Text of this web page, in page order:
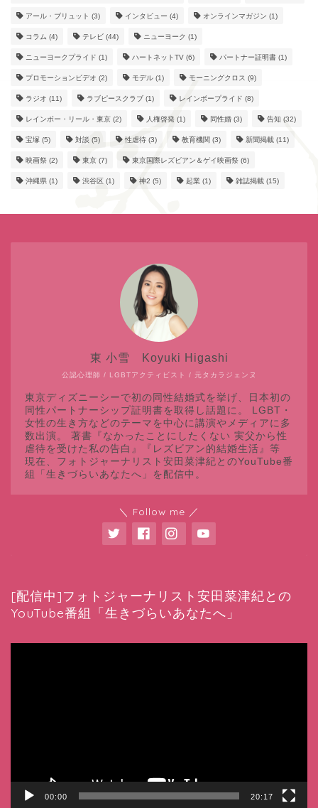
アール・ブリュット (3) インタビュー (4) オンラインマガジン (1)
コラム (4) テレビ (44) ニューヨーク (1)
ニューヨークプライド (1) ハートネットTV (6) パートナー証明書 (1)
プロモーションビデオ (2) モデル (1) モーニングクロス (9)
ラジオ (11) ラブピースクラブ (1) レインボープライド (8)
レインボー・リール・東京 (2) 人権啓発 (1) 同性婚 (3) 告知 (32)
宝塚 (5) 対談 (5) 性虐待 (3) 教育機関 (3) 新聞掲載 (11)
映画祭 (2) 東京 (7) 東京国際レズビアン＆ゲイ映画祭 (6)
沖縄県 (1) 渋谷区 (1) 神2 (5) 起業 (1) 雑誌掲載 (15)
公認心理師 / LGBTアクティビスト / 元タカラジェンヌ
東 小雪 Koyuki Higashi
東京ディズニーシーで初の同性結婚式を挙げ、日本初の
同性パートナーシップ証明書を取得し話題に。 LGBT・
女性の生き方などのテーマを中心に講演やメディアに多
数出演。 著書『なかったことにしたくない 実父から性
虐待を受けた私の告白』『レズビアン的結婚生活』等
現在、フォトジャーナリスト安田菜津紀とのYouTube番
組「生きづらいあなたへ」を配信中。
＼ Follow me ／
[配信中]フォトジャーナリスト安田菜津紀との
YouTube番組「生きづらいあなたへ」
00:00 20:17